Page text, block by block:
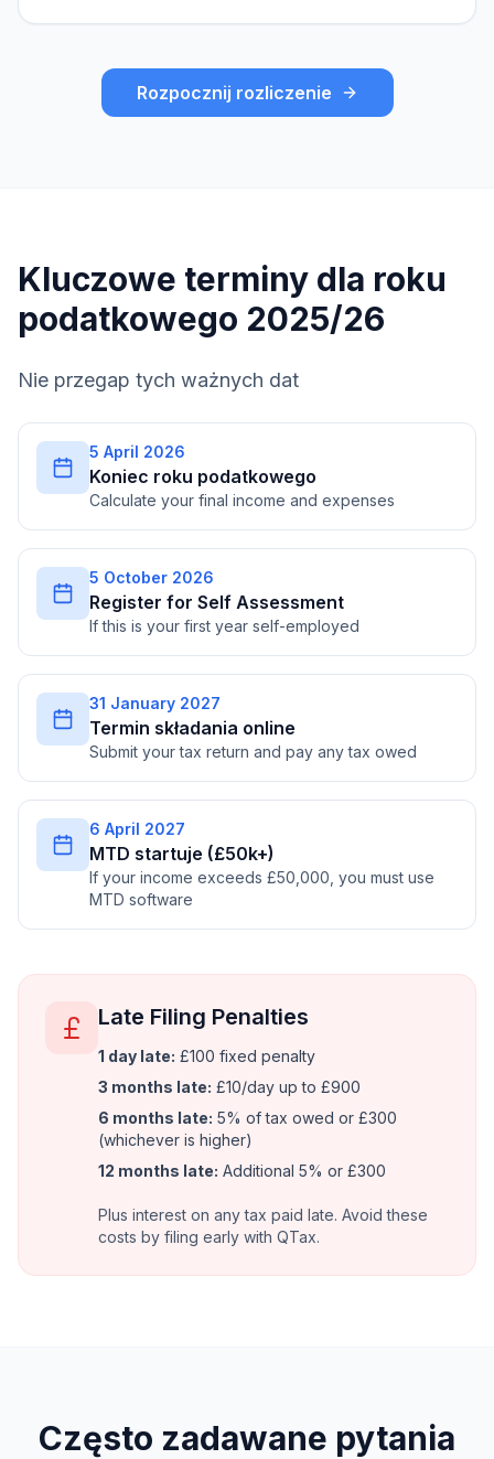
Rozpocznij rozliczenie
Kluczowe terminy dla roku
podatkowego 2025/26
Nie przegap tych ważnych dat
5 April 2026
Koniec roku podatkowego
Calculate your final income and expenses
5 October 2026
Register for Self Assessment
If this is your first year self-employed
31 January 2027
Termin składania online
Submit your tax return and pay any tax owed
6 April 2027
MTD startuje (£50k+)
If your income exceeds £50,000, you must use
MTD software
Late Filing Penalties
1 day late: £100 fixed penalty
3 months late: £10/day up to £900
6 months late: 5% of tax owed or £300
(whichever is higher)
12 months late: Additional 5% or £300
Plus interest on any tax paid late. Avoid these
costs by filing early with QTax.
Często zadawane pytania